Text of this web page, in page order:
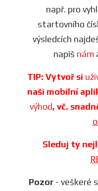
např. pro
startovního
výsledcích
napiš nám
TIP: Vytvoř si
naši mobilní
výhod, vč.
Sleduj ty
Pozor- veškeré